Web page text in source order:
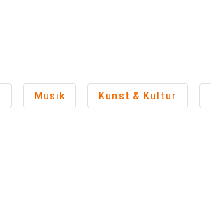
Musik Kunst & Kultur